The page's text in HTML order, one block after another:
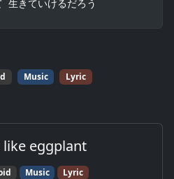
生きていけるだろう
Music
Lyric
eggplant
Music
Lyric